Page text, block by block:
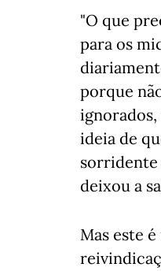
"O que
para os
porque
ignorados,
ideia de
sorridente
deixou a
Mas este